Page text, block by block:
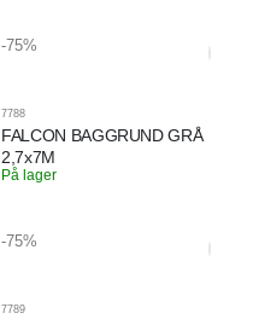
-75%
7788
FALCON BAGGRUND GRÅ
2,7x7M
På lager
-75%
7789